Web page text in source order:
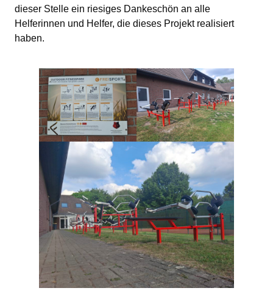
dieser Stelle ein riesiges Dankeschön an alle
Helferinnen und Helfer, die dieses Projekt realisiert
haben.